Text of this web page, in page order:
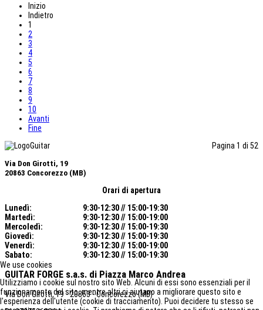
Inizio
Indietro
1
2
3
4
5
6
7
8
9
10
Avanti
Fine
Pagina 1 di 52
Via Don Girotti, 19
20863 Concorezzo (MB)
Orari di apertura
Lunedì:
9:30-12:30 // 15:00-19:30
Martedì:
9:30-12:30 // 15:00-19:00
Mercoledì:
9:30-12:30 // 15:00-19:30
Giovedì:
9:30-12:30 // 15:00-19:30
Venerdì:
9:30-12:30 // 15:00-19:00
Sabato:
9:30-12:30 // 15:00-19:30
GUITAR FORGE s.a.s. di Piazza Marco Andrea
Via Don Girotti, 19 - 20863 - Concorezzo (MB)
We use cookies
Utilizziamo i cookie sul nostro sito Web. Alcuni di essi sono essenziali per il
funzionamento del sito, mentre altri ci aiutano a migliorare questo sito e
l'esperienza dell'utente (cookie di tracciamento). Puoi decidere tu stesso se